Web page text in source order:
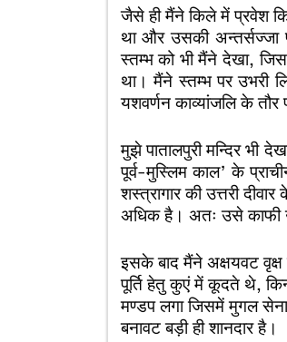
जैसे ही मैंने किले में प्रवेश
था और उसकी
स्तम्भ को भी मैंने देखा,
था। मैंने स्तम्भ पर उभरी
यशवर्णन काव्यांजलि के
मुझे पातालपुरी मन्दिर भी
पूर्व-मुस्लिम काल’ के
शस्त्रागार की उत्तरी
अधिक है। अतः उसे काफी
इसके बाद मैंने अक्षयवट
पूर्ति हेतु कुएं में कूदते थे,
मण्डप लगा जिसमें मुगल
बनावट बड़ी ही शानदार है।